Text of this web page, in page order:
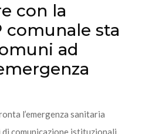
con la
comunale sta
ad
l’emergenza sanitaria
di comunicazione istituzionali,